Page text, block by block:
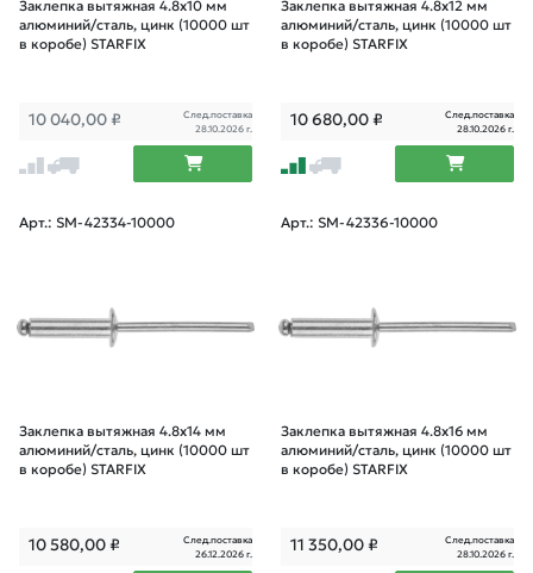
Заклепка вытяжная 4.8х10 мм
алюминий/сталь, цинк (10000 шт
в коробе) STARFIX
10 040,00 ₽
След.поставка
28.10.2026 г.
Заклепка вытяжная 4.8х12 мм
алюминий/сталь, цинк (10000 шт
в коробе) STARFIX
10 680,00₽
След.поставка
28.10.2026 г.
Арт.: SM-42334-10000
Заклепка вытяжная 4.8х14 мм
алюминий/сталь, цинк (10000 шт
в коробе) STARFIX
10 580,00₽
След.поставка
26.12.2026 г.
Арт.: SM-42336-10000
Заклепка вытяжная 4.8х16 мм
алюминий/сталь, цинк (10000 шт
в коробе) STARFIX
11 350,00₽
След.поставка
28.10.2026 г.